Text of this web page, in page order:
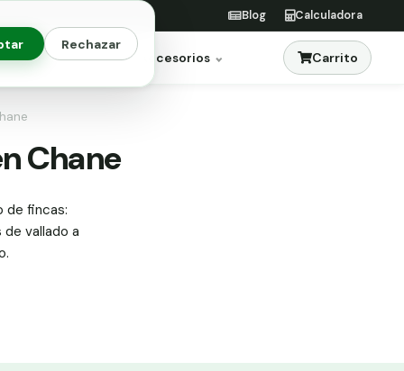
Rechazar
Blog Calculadora
Jardinería Accesorios Carrito
Chane
de fincas:
vallado a